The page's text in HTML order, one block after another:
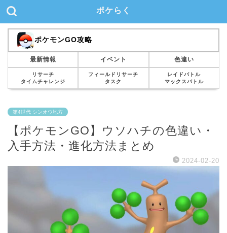
ポケらく
ポケモンGO攻略
最新情報 イベント 色違い
リサーチ
タイムチャレンジ
フィールドリサーチ
タスク
レイドバトル
マックスバトル
第4世代 シンオウ地方
【ポケモンGO】ウソハチの色違い・
入手方法・進化方法まとめ
2024-02-20